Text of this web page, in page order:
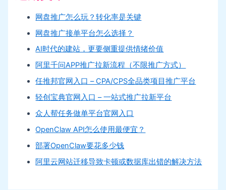
网盘推广怎么玩？转化率是关键
网盘推广接单平台怎么选择？
AI时代的建站，更要侧重提供情绪价值
阿里千问APP推广拉新流程（不限推广方式）
任推邦官网入口 – CPA/CPS全品类项目推广平台
轻创宝典官网入口 – 一站式推广拉新平台
众人帮任务做单平台官网入口
OpenClaw API怎么使用最便宜？
部署OpenClaw要花多少钱
阿里云网站迁移导致卡顿或数据库出错的解决方法